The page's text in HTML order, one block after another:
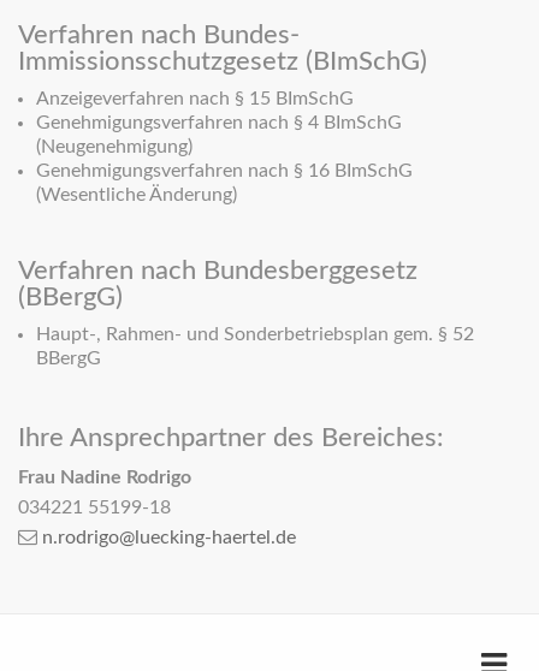
Verfahren nach Bundes-
Immissionsschutzgesetz (BImSchG)
Anzeigeverfahren nach § 15 BImSchG
Genehmigungsverfahren nach § 4 BImSchG
(Neugenehmigung)
Genehmigungsverfahren nach § 16 BImSchG
(Wesentliche Änderung)
Verfahren nach Bundesberggesetz
(BBergG)
Haupt-, Rahmen- und Sonderbetriebsplan gem. § 52
BBergG
Ihre Ansprechpartner des Bereiches:
Frau Nadine Rodrigo
034221 55199-18
n.rodrigo@luecking-haertel.de